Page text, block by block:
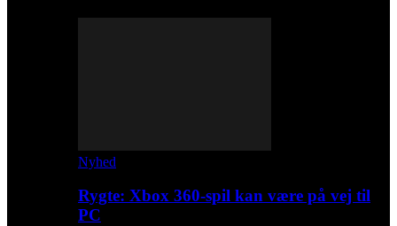
Nyhed
Rygte: Xbox 360-spil kan være på vej til
PC